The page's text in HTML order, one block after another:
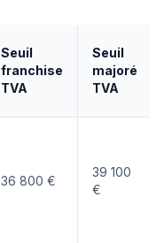
Seuil
franchise
TVA
Seuil
majoré
TVA
36 800 €
39 100
€